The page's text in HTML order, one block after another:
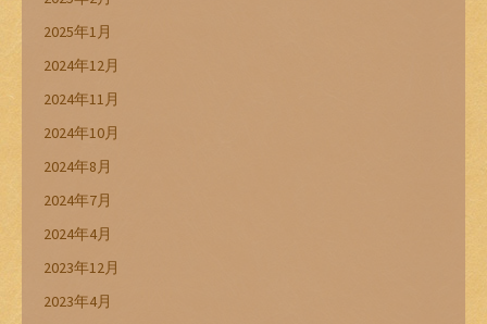
2025年1月
2024年12月
2024年11月
2024年10月
2024年8月
2024年7月
2024年4月
2023年12月
2023年4月